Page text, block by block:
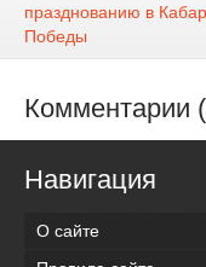
празднованию в
Победы
Комментарии
Навигация
О сайте